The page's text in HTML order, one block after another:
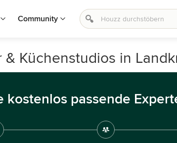
Community
Küchenstudios in
kostenlos passende